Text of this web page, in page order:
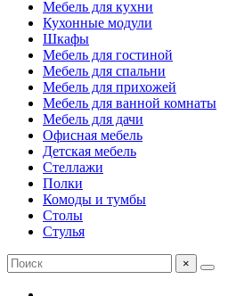
Мебель для кухни
Кухонные модули
Шкафы
Мебель для гостиной
Мебель для спальни
Мебель для прихожей
Мебель для ванной комнаты
Мебель для дачи
Офисная мебель
Детская мебель
Стеллажи
Полки
Комоды и тумбы
Столы
Стулья
×